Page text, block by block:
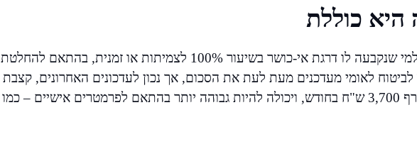
היא כוללת
הקצבה המלאה מוענקת כיום למי שנקבעה לו דרגת אי-כושר בשיעור 100% לצמיתות או זמנית, בהתאם להחלטת
לאומי מעדכנים מעת לעת את הסכום, אך נכון לעדכונים האחרונים, קצבת
נכות מלאה בסיסית חוצה את רף 3,700 ש"ח בחודש, ויכולה להיות גבוהה יותר בהתאם לפרמטרים אישיים – כמו